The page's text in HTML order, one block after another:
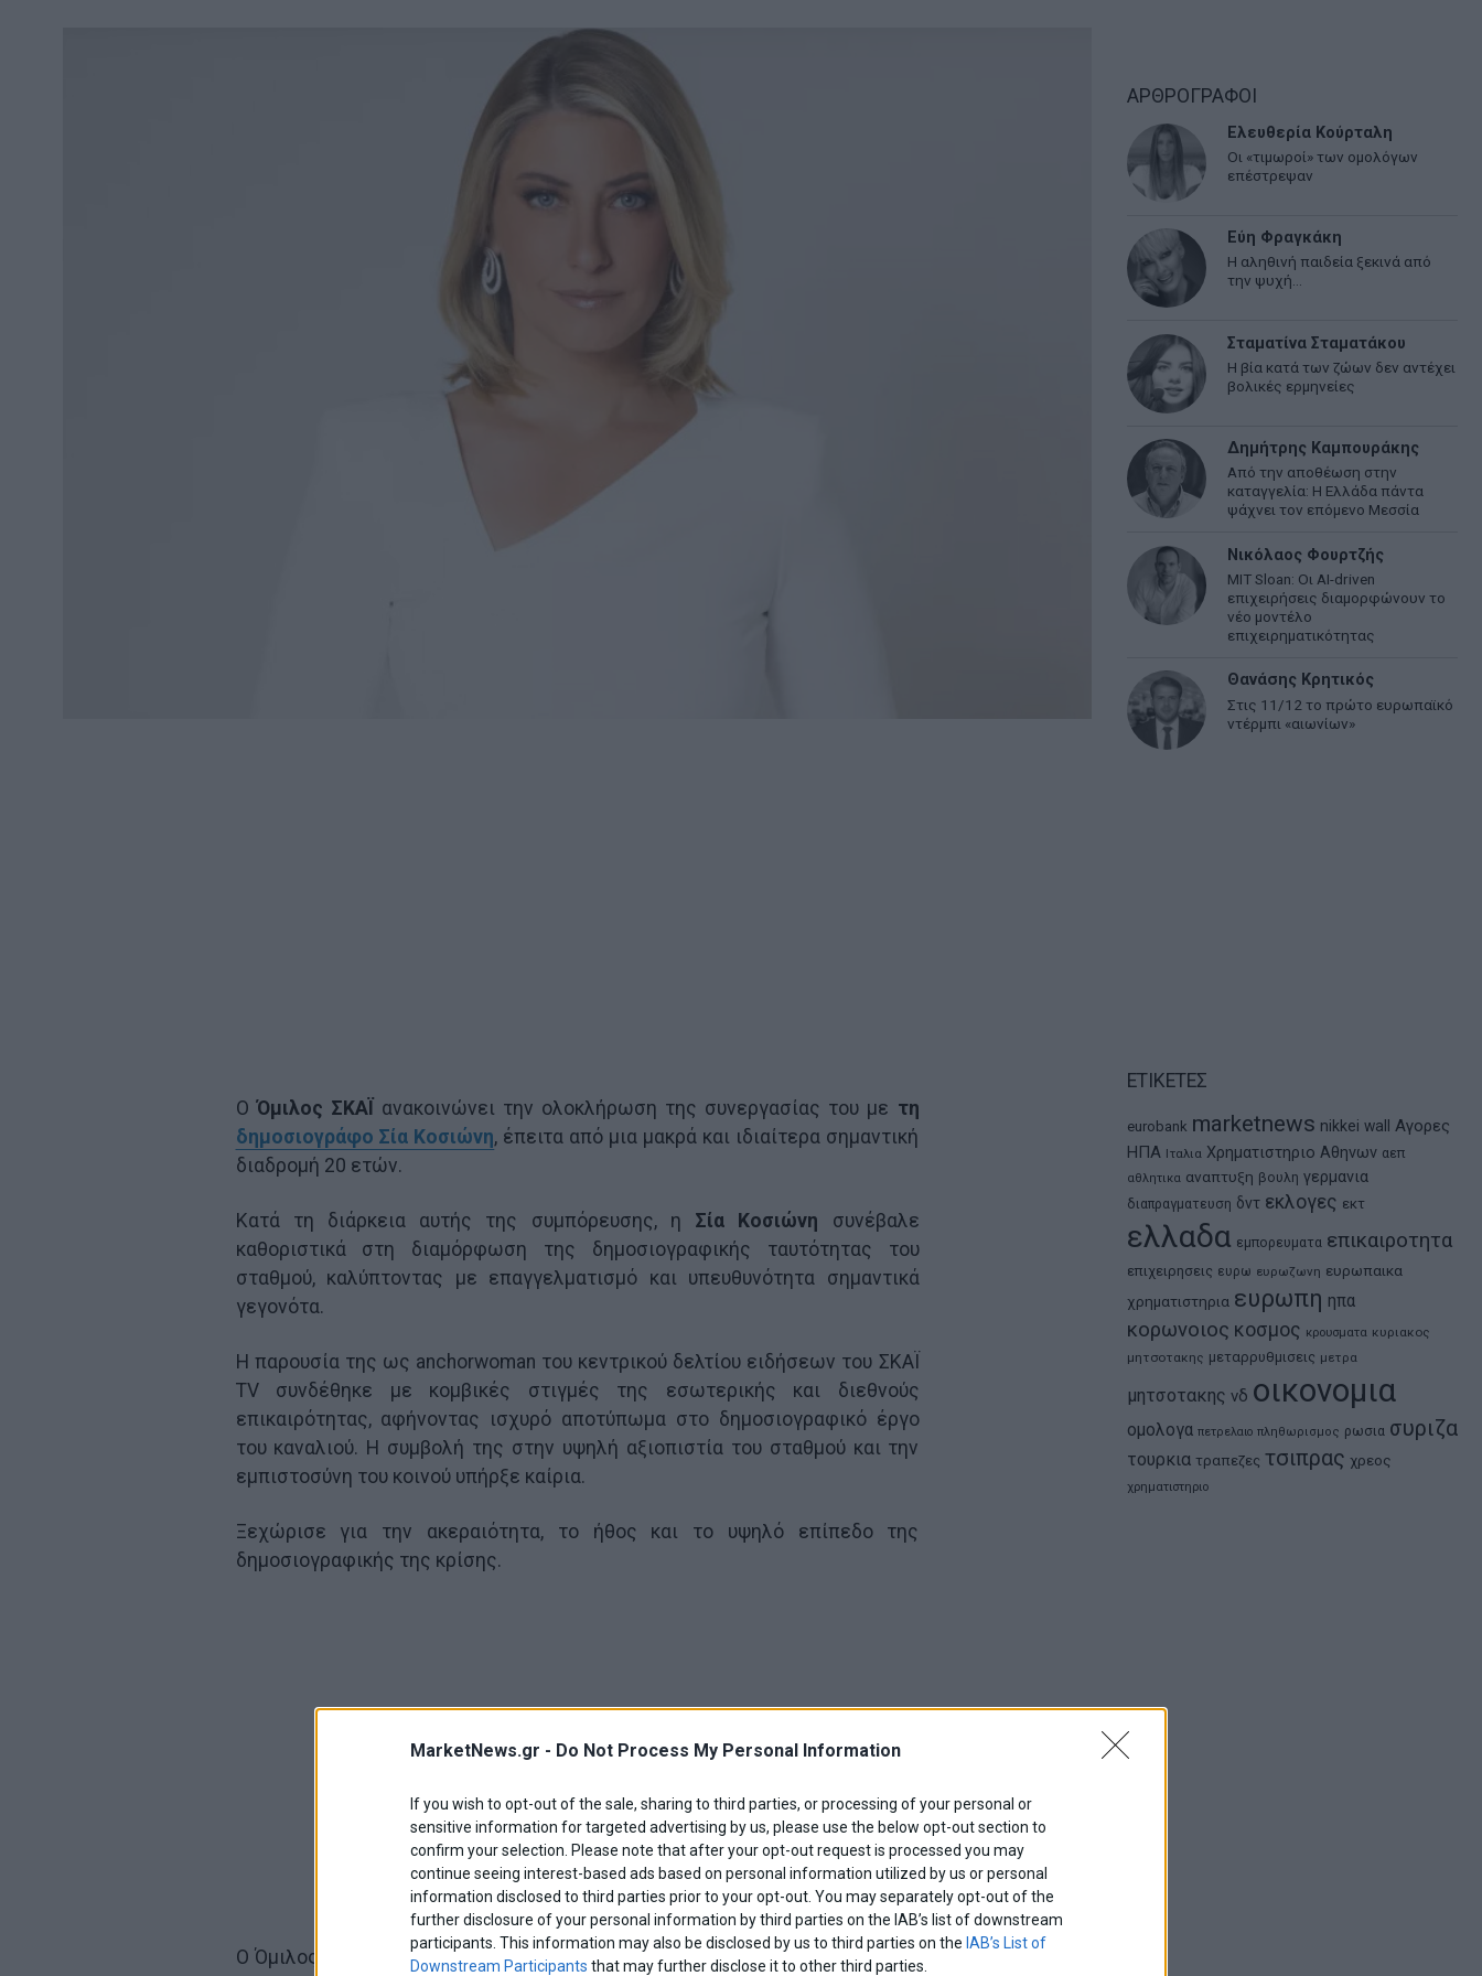
MarketNews.gr - Do Not Process My Personal Information
If you wish to opt-out of the sale, sharing to third parties, or processing of your personal or
sensitive information for targeted advertising by us, please use the below opt-out section to
confirm your selection. Please note that after your opt-out request is processed you may
continue seeing interest-based ads based on personal information utilized by us or personal
information disclosed to third parties prior to your opt-out. You may separately opt-out of the
further disclosure of your personal information by third parties on the IAB’s list of downstream
participants. This information may also be disclosed by us to third parties on the IAB’s List of
Downstream Participants that may further disclose it to other third parties.
Ο Όμιλος ΣΚΑΪ ανακοινώνει την ολοκλήρωση της συνεργασίας του με τη
δημοσιογράφο Σία Κοσιώνη, έπειτα από μια μακρά και ιδιαίτερα σημαντική
διαδρομή 20 ετών.
Κατά τη διάρκεια αυτής της συμπόρευσης, η Σία Κοσιώνη συνέβαλε
καθοριστικά στη διαμόρφωση της δημοσιογραφικής ταυτότητας του
σταθμού, καλύπτοντας με επαγγελματισμό και υπευθυνότητα σημαντικά
γεγονότα.
Η παρουσία της ως anchorwoman του κεντρικού δελτίου ειδήσεων του ΣΚΑΪ
TV συνδέθηκε με κομβικές στιγμές της εσωτερικής και διεθνούς
επικαιρότητας, αφήνοντας ισχυρό αποτύπωμα στο δημοσιογραφικό έργο
του καναλιού. Η συμβολή της στην υψηλή αξιοπιστία του σταθμού και την
εμπιστοσύνη του κοινού υπήρξε καίρια.
Ξεχώρισε για την ακεραιότητα, το ήθος και το υψηλό επίπεδο της
δημοσιογραφικής της κρίσης.
Ο Όμιλος ΣΚΑΪ εκφράζει τις θερμές του ευχαριστίες για την προσφορά της
ΑΡΘΡΟΓΡΑΦΟΙ
Ελευθερία Κούρταλη
Οι «τιμωροί» των ομολόγων
επέστρεψαν
Εύη Φραγκάκη
Η αληθινή παιδεία ξεκινά από
την ψυχή…
Σταματίνα Σταματάκου
Η βία κατά των ζώων δεν αντέχει
βολικές ερμηνείες
Δημήτρης Καμπουράκης
Από την αποθέωση στην
καταγγελία: Η Ελλάδα πάντα
ψάχνει τον επόμενο Μεσσία
Νικόλαος Φουρτζής
MIT Sloan: Οι AI-driven
επιχειρήσεις διαμορφώνουν το
νέο μοντέλο
επιχειρηματικότητας
Θανάσης Κρητικός
Στις 11/12 το πρώτο ευρωπαϊκό
ντέρμπι «αιωνίων»
ΕΤΙΚΕΤΕΣ
eurobank marketnews nikkei wall
Αγορες
ΗΠΑ Ιταλια Χρηματιστηριο Αθηνων αεπ
αθλητικα αναπτυξη βουλη γερμανια
διαπραγματευση δντ εκλογες εκτ
ελλαδα εμπορευματα επικαιροτητα
επιχειρησεις ευρω ευρωζωνη ευρωπαικα
χρηματιστηρια ευρωπη ηπα
κορωνοιος κοσμος κρουσματα κυριακος
μητσοτακης μεταρρυθμισεις μετρα
μητσοτακης νδ οικονομια
ομολογα πετρελαιο πληθωρισμος ρωσια συριζα
τουρκια τραπεζες τσιπρας χρεος
χρηματιστηριο